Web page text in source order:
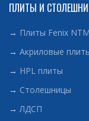
ПЛИТЫ И
→ Плиты Fenix NTM
→ Акриловые
→ HPL плиты
→ Столешницы
→ЛДСП